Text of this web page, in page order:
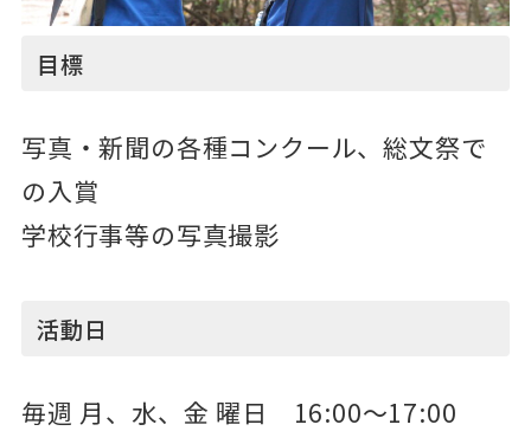
目標
写真・新聞の各種コンクール、総文祭で
の入賞
学校行事等の写真撮影
活動日
毎週 月、水、金 曜日 16:00～17:00